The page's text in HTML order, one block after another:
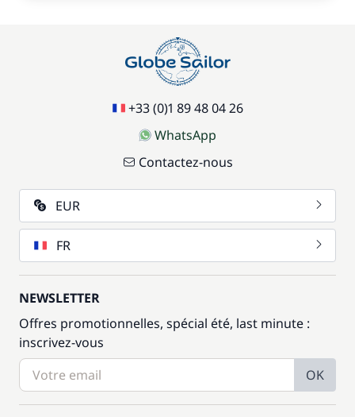
+33 (0)1 89 48 04 26
WhatsApp
Contactez-nous
EUR
FR
NEWSLETTER
Offres promotionnelles, spécial été, last minute :
inscrivez-vous
OK